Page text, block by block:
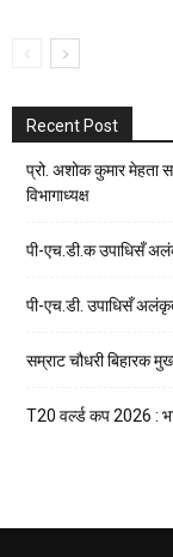
Recent Post
प्रो. अशोक कुमार मेहता
विभागाध्यक्ष
पी-एच.डी.क उपाधिसँ
पी-एच.डी. उपाधिसँ
सम्राट चौधरी बिहारक
T20 वर्ल्ड कप 2026 :